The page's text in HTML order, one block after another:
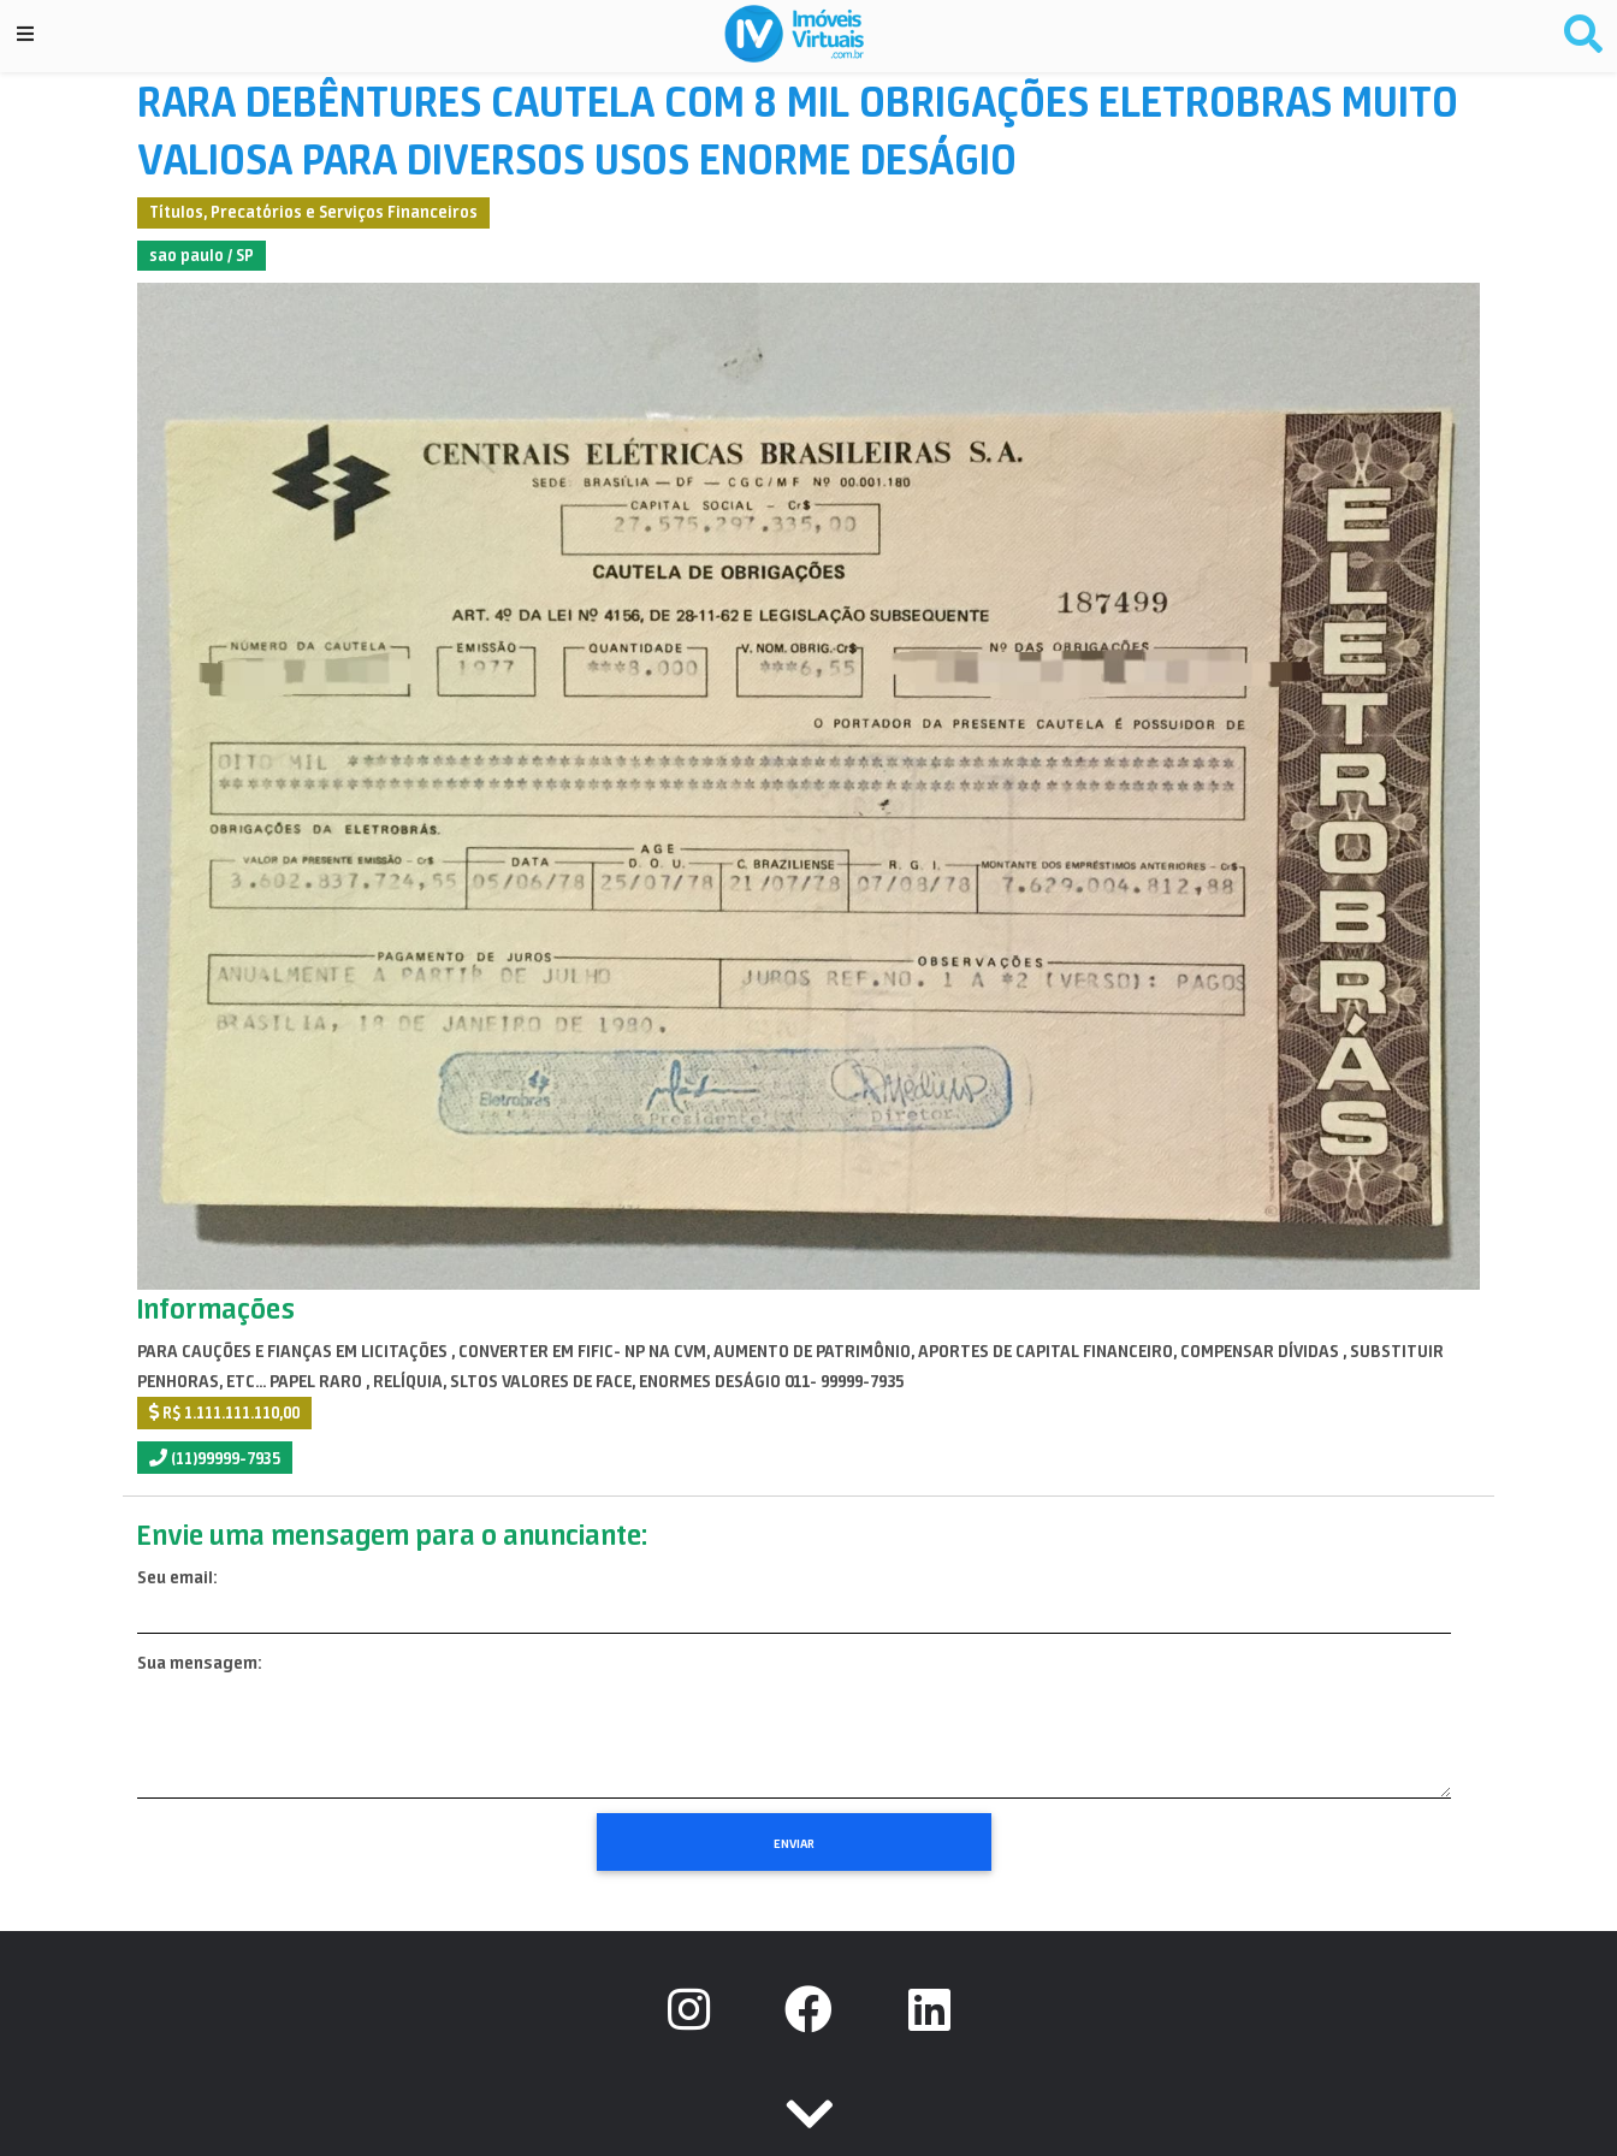
RARA DEBÊNTURES CAUTELA COM 8 MIL OBRIGAÇÕES ELETROBRAS MUITO
VALIOSA PARA DIVERSOS USOS ENORME DESÁGIO
Títulos, Precatórios e Serviços Financeiros
sao paulo / SP
Informações
PARA CAUÇÕES E FIANÇAS EM LICITAÇÕES , CONVERTER EM FIFIC- NP NA CVM, AUMENTO DE PATRIMÔNIO, APORTES DE CAPITAL FINANCEIRO, COMPENSAR DÍVIDAS , SUBSTITUIR
PENHORAS, ETC... PAPEL RARO , RELÍQUIA, SLTOS VALORES DE FACE, ENORMES DESÁGIO 011- 99999-7935
R$ 1.111.111.110,00
(11)99999-7935
Envie uma mensagem para o anunciante:
Seu email:
Sua mensagem: